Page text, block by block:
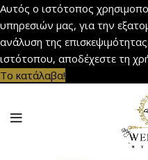
Αυτός ο ιστότοπος
υπηρεσιών μας, για την
ανάλυση της
ιστότοπου, αποδέχεστε τη
Το κατάλαβα!